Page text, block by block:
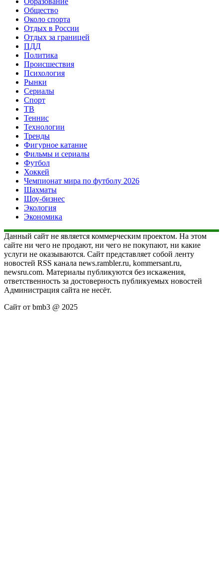
Общество
Около спорта
Отдых в России
Отдых за границей
ПДД
Политика
Происшествия
Психология
Рынки
Сериалы
Спорт
ТВ
Теннис
Технологии
Тренды
Фигурное катание
Фильмы и сериалы
Футбол
Хоккей
Чемпионат мира по футболу 2026
Шахматы
Шоу-бизнес
Экология
Экономика
Данный сайт не является коммерческим проектом. На этом
сайте ни чего не продают, ни чего не покупают, ни какие
услуги не оказываются. Сайт представляет собой ленту
новостей RSS канала news.rambler.ru, kommersant.ru,
newsru.com. Материалы публикуются без искажения,
ответственность за достоверность публикуемых новостей
Администрация сайта не несёт.
Сайт от bmb3 @ 2025